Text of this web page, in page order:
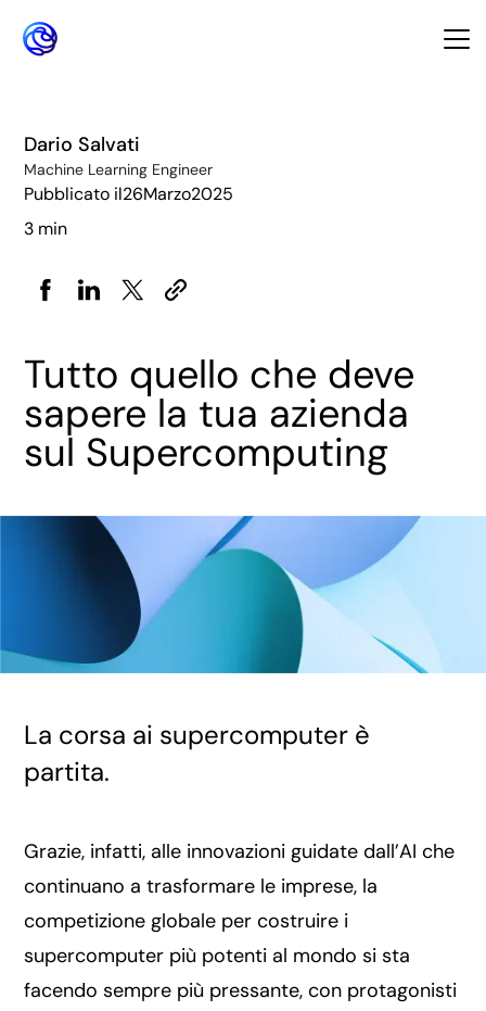
Dario Salvati
Machine Learning Engineer
Pubblicato il26Marzo2025
3 min
Tutto quello che deve
sapere la tua azienda
sul Supercomputing
La corsa ai supercomputer è
partita.
Grazie, infatti, alle innovazioni guidate dall’AI che
continuano a trasformare le imprese, la
competizione globale per costruire i
supercomputer più potenti al mondo si sta
facendo sempre più pressante, con protagonisti